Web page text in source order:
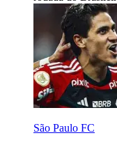
São Paulo FC